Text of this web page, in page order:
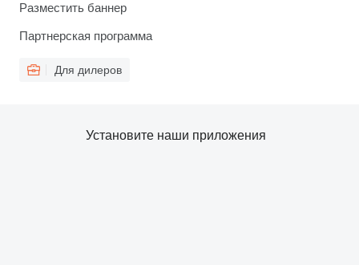
Разместить баннер
Партнерская программа
Для дилеров
Установите наши приложения